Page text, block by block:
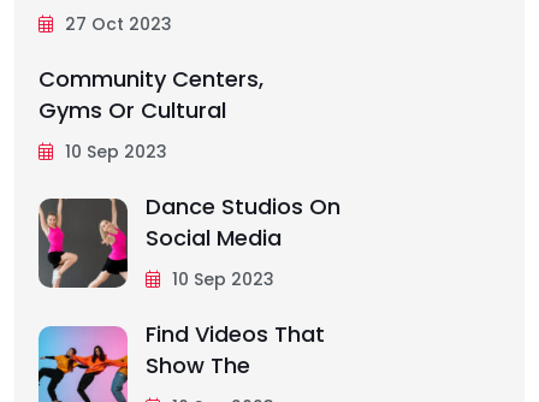
27 Oct 2023
Community Centers,
Gyms Or Cultural
10 Sep 2023
Dance Studios On
Social Media
10 Sep 2023
Find Videos That
Show The